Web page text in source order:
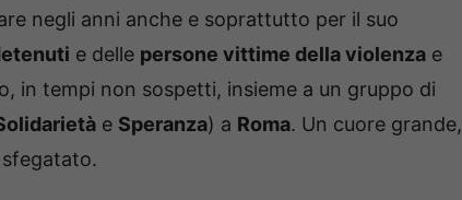
negli anni anche e soprattutto per il suo
e delle persone vittime della violenza e
in tempi non sospetti, insieme a un gruppo di
e Speranza) a Roma. Un cuore grande,